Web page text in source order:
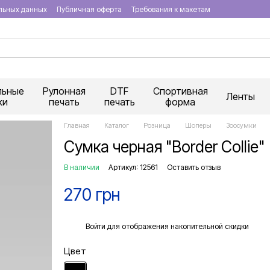
данных Публичная оферта Требования к макетам
Рулонная
печать
DTF
печать
Спортивная
форма
Ленты
Главная Каталог Розница Шоперы Зоосумки
Сумка черная "Border Collie"
В наличии Артикул: 12561 Оставить отзыв
270 грн
Войти для отображения накопительной скидки
Цвет